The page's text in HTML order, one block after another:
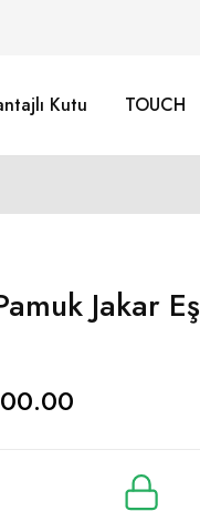
Kutu TOUCH
Jakar